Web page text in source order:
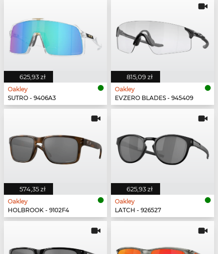
625,93 zł
Oakley
SUTRO - 9406A3
815,09 zł
Oakley
EVZERO BLADES - 945409
574,35 zł
Oakley
HOLBROOK - 9102F4
625,93 zł
Oakley
LATCH - 926527